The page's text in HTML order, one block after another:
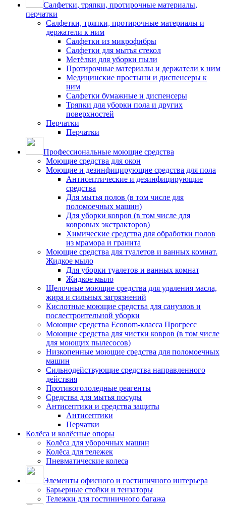
Салфетки, тряпки, протирочные материалы,
перчатки
Салфетки, тряпки, протирочные материалы и
держатели к ним
Салфетки из микрофибры
Салфетки для мытья стекол
Метёлки для уборки пыли
Протирочные материалы и держатели к ним
Медицинские простыни и диспенсеры к
ним
Салфетки бумажные и диспенсеры
Тряпки для уборки пола и других
поверхностей
Перчатки
Перчатки
Профессиональные моющие средства
Моющие средства для окон
Моющие и дезинфицирующие средства для пола
Антисептические и дезинфицирующие
средства
Для мытья полов (в том числе для
поломоечных машин)
Для уборки ковров (в том числе для
ковровых экстракторов)
Химические средства для обработки полов
из мрамора и гранита
Моющие средства для туалетов и ванных комнат.
Жидкое мыло
Для уборки туалетов и ванных комнат
Жидкое мыло
Щелочные моющие средства для удаления масла,
жира и сильных загрязнений
Кислотные моющие средства для санузлов и
послестроительной уборки
Моющие средства Econom-класса Прогресс
Моющие средства для чистки ковров (в том числе
для моющих пылесосов)
Низкопенные моющие средства для поломоечных
машин
Сильнодействующие средства направленного
действия
Противогололедные реагенты
Средства для мытья посуды
Антисептики и средства защиты
Антисептики
Перчатки
Колёса и колёсные опоры
Колёса для уборочных машин
Колёса для тележек
Пневматические колеса
Элементы офисного и гостиничного интерьера
Барьерные стойки и тензаторы
Тележки для гостиничного багажа